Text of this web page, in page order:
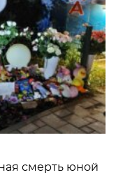
смерть юной